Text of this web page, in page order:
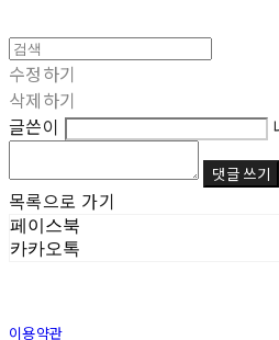
수정하기
삭제하기
글쓴이
댓글 쓰기
목록으로 가기
페이스북
카카오톡
이용약관